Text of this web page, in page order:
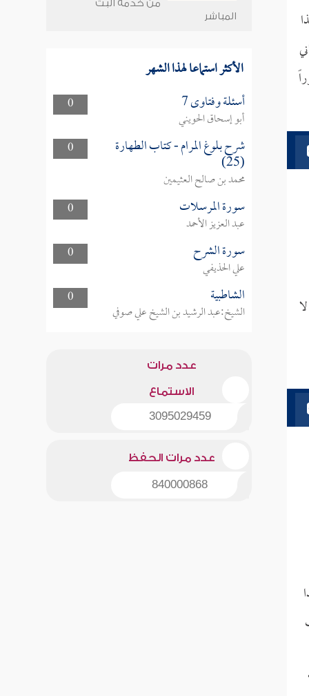
من خدمة البث
المباشر
الأكثر استماعا لهذا الشهر
0 أسئلة وفتاوى 7
أبو إسحاق الحويني
0
شرح بلوغ المرام - كتاب الطهارة
(25)
محمد بن صالح العثيمين
0
سورة المرسلات
عبد العزيز الأحمد
0
سورة الشرح
علي الحذيفي
0
الشاطبية
الشيخ:عبد الرشيد بن الشيخ علي صوفي
عدد مرات
الاستماع
3095029459
عدد مرات الحفظ
840000868